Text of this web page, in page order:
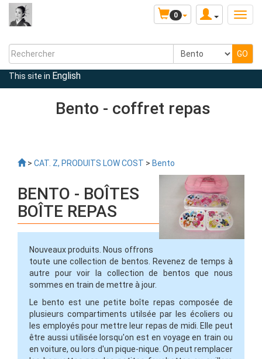
0
This site in English
Bento - coffret repas
> CAT. Z, PRODUITS LOW COST > Bento
BENTO - BOÎTES
BOÎTE REPAS
Nouveaux produits. Nous offrons
toute une collection de bentos. Revenez de temps à
autre pour voir la collection de bentos que nous
sommes en train de mettre à jour.
Le bento est une petite boîte repas composée de
plusieurs compartiments utilsée par les écoliers ou
les employés pour mettre leur repas de midi. Elle peut
être aussi utilisée lorsqu'on est en voyage en train ou
en voiture, ou lors d'un pique-nique. On peut remplacer